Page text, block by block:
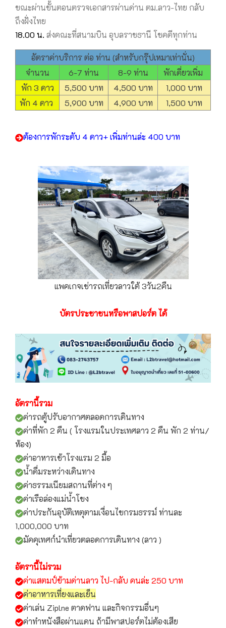
ขณะผ่านขั้นตอนตรวจเอกสารผ่านด่าน ตม.ลาว-ไทย กลับ
ถึงฝั่งไทย
18.00 น. ส่งคณะที่สนามบิน อุบลราชธานี โชคดีทุกท่าน
อัตราค่าบริการ ต่อ ท่าน (สำหรับกรุ๊ปเหมาเท่านั่น)
จำนวน
6-7 ท่าน 8-9 ท่าน
พักเดี่ยวเพิ่ม
พัก 3 ดาว
5,500 บาท 4,500 บาท
1,000 บาท
พัก 4 ดาว
5,900 บาท 4,900 บาท 1,500 บาท
ต้องการพักระดับ 4 ดาว+ เพิ่มท่านล่ะ 400 บาท
แพคเกจเช่ารถเที่ยวลาวใต้ 3วัน2คืน
บัตรประชาชนหรือพาสปอร์ต ได้
อัตรานี้รวม
ค่ารถตู้ปรับอากาศตลอดการเดินทาง
ค่าที่พัก 2 คืน ( โรงแรมในประเทศลาว 2 คืน พัก 2 ท่าน/
ห้อง)
ค่าอาหารเช้าโรงแรม 2 มื้อ
น้ำดื่มระหว่างเดินทาง
ค่าธรรมเนียมสถานที่ต่าง ๆ
ค่าเรือล่องแม่น้ำโขง
ค่าประกันอุบัติเหตุตามเงื่อนไขกรมธรรม์ ท่านละ
1,000,000 บาท
มัคคุเทศก์นำเที่ยวตลอดการเดินทาง (ลาว )
อัตรานี้ไม่รวม
ค่าแสตมป์ข้ามด่านลาว ไป-กลับ คนล่ะ 250 บาท
ค่าอาหารเที่ยงและเย็น
ค่าเล่น Ziplne ตาดฟาน และกิจกรรมอื่นๆ
ค่าทำหนังสือผ่านแดน ถ้ามีพาสปอร์ตไม่ต้องเสีย